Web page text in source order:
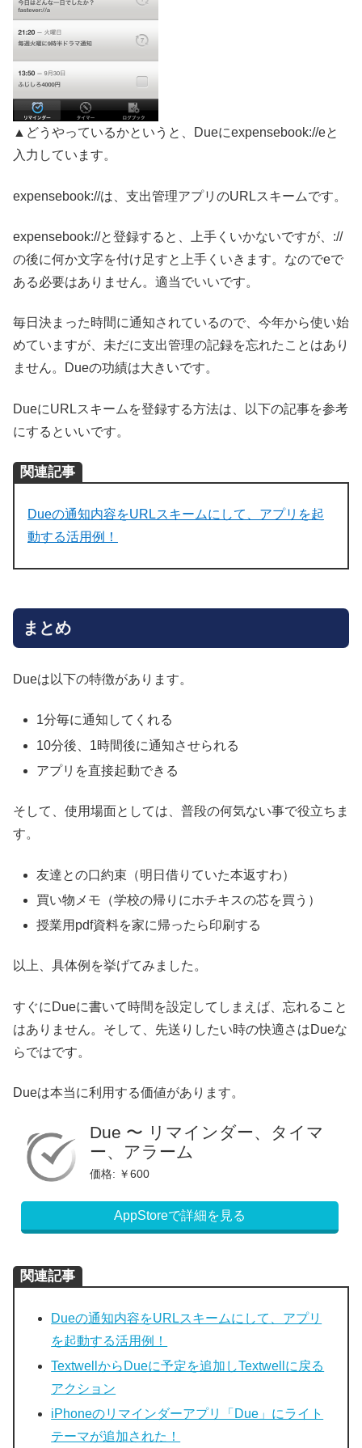
▲どうやっているかというと、Dueにexpensebook://eと
入力しています。
expensebook://は、支出管理アプリのURLスキームです。
expensebook://と登録すると、上手くいかないですが、://
の後に何か文字を付け足すと上手くいきます。なのでeで
ある必要はありません。適当でいいです。
毎日決まった時間に通知されているので、今年から使い始
めていますが、未だに支出管理の記録を忘れたことはあり
ません。Dueの功績は大きいです。
DueにURLスキームを登録する方法は、以下の記事を参考
にするといいです。
関連記事
Dueの通知内容をURLスキームにして、アプリを起
動する活用例！
まとめ
Dueは以下の特徴があります。
1分毎に通知してくれる
10分後、1時間後に通知させられる
アプリを直接起動できる
そして、使用場面としては、普段の何気ない事で役立ちま
す。
友達との口約束（明日借りていた本返すわ）
買い物メモ（学校の帰りにホチキスの芯を買う）
授業用pdf資料を家に帰ったら印刷する
以上、具体例を挙げてみました。
すぐにDueに書いて時間を設定してしまえば、忘れること
はありません。そして、先送りしたい時の快適さはDueな
らではです。
Dueは本当に利用する価値があります。
Due 〜 リマインダー、タイマ
ー、アラーム
価格: ￥600
AppStoreで詳細を見る
関連記事
Dueの通知内容をURLスキームにして、アプリ
を起動する活用例！
TextwellからDueに予定を追加しTextwellに戻る
アクション
iPhoneのリマインダーアプリ「Due」にライト
テーマが追加された！